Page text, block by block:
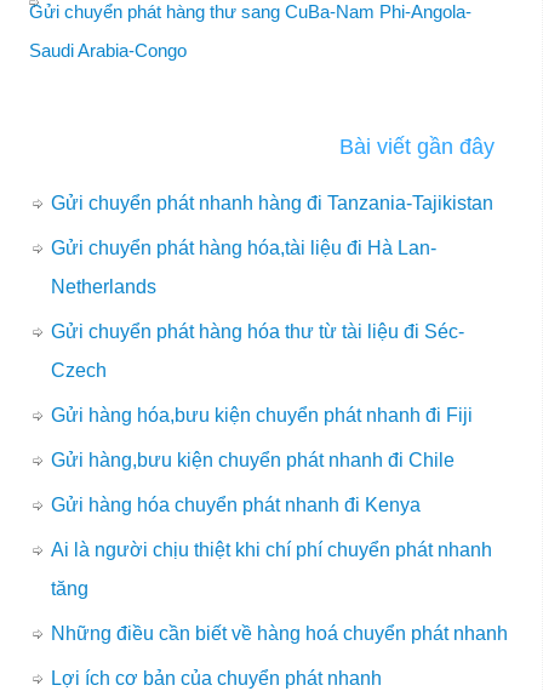
Gửi chuyển phát hàng thư sang CuBa-Nam Phi-Angola-
Saudi Arabia-Congo
Bài viết gần đây
Gửi chuyển phát nhanh hàng đi Tanzania-Tajikistan
Gửi chuyển phát hàng hóa,tài liệu đi Hà Lan-
Netherlands
Gửi chuyển phát hàng hóa thư từ tài liệu đi Séc-
Czech
Gửi hàng hóa,bưu kiện chuyển phát nhanh đi Fiji
Gửi hàng,bưu kiện chuyển phát nhanh đi Chile
Gửi hàng hóa chuyển phát nhanh đi Kenya
Ai là người chịu thiệt khi chí phí chuyển phát nhanh
tăng
Những điều cần biết về hàng hoá chuyển phát nhanh
Lợi ích cơ bản của chuyển phát nhanh